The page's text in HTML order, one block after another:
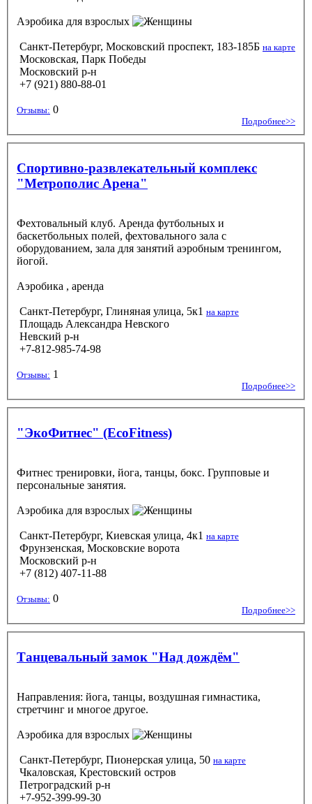
Аэробика для взрослых
Санкт-Петербург, Московский проспект, 183-185Б на карте
Московская, Парк Победы
Московский р-н
+7 (921) 880-88-01
Отзывы: 0
Подробнее>>
Спортивно-развлекательный комплекс
"Метрополис Арена"
Фехтовальный клуб. Аренда футбольных и
баскетбольных полей, фехтовального зала с
оборудованием, зала для занятий аэробным тренингом,
йогой.
Аэробика , аренда
Санкт-Петербург, Глиняная улица, 5к1 на карте
Площадь Александра Невского
Невский р-н
+7-812-985-74-98
Отзывы: 1
Подробнее>>
"ЭкоФитнес" (EcoFitness)
Фитнес тренировки, йога, танцы, бокс. Групповые и
персональные занятия.
Аэробика для взрослых
Санкт-Петербург, Киевская улица, 4к1 на карте
Фрунзенская, Московские ворота
Московский р-н
+7 (812) 407-11-88
Отзывы: 0
Подробнее>>
Танцевальный замок "Над дождём"
Направления: йога, танцы, воздушная гимнастика,
стретчинг и многое другое.
Аэробика для взрослых
Санкт-Петербург, Пионерская улица, 50 на карте
Чкаловская, Крестовский остров
Петроградский р-н
+7-952-399-99-30